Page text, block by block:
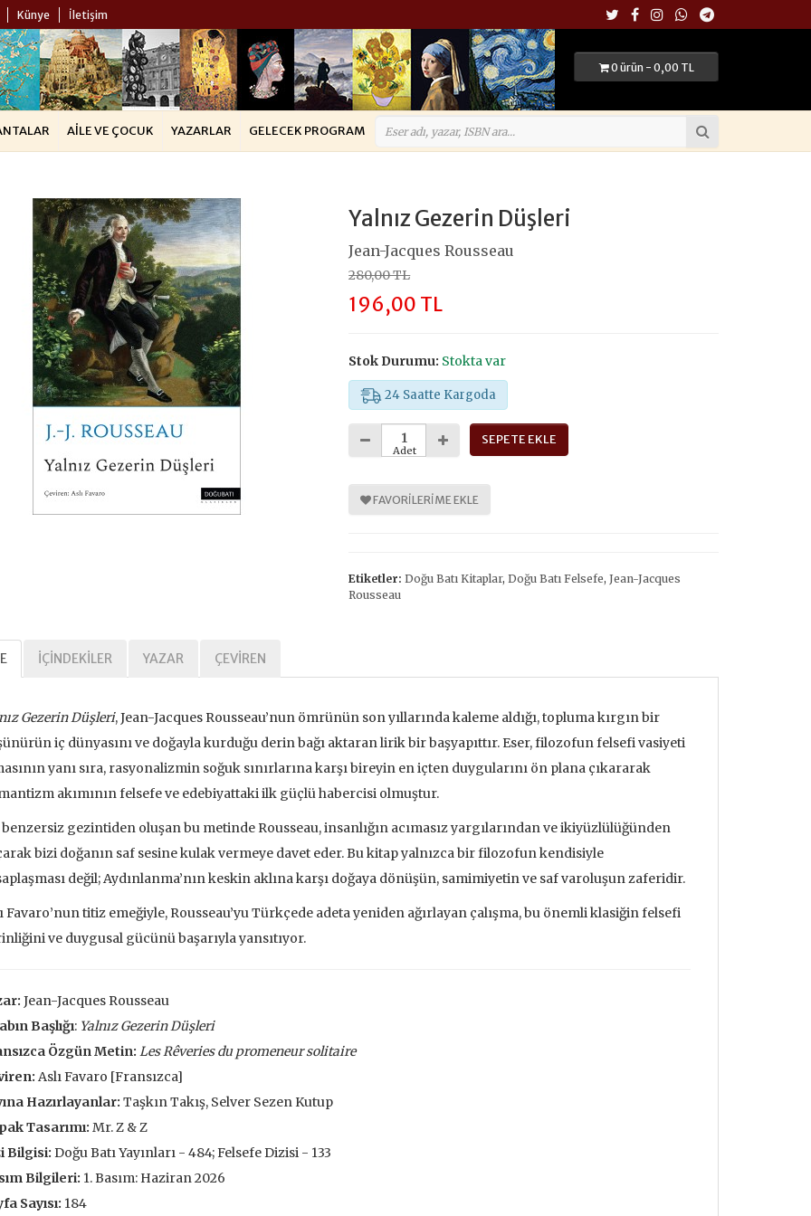
Künye İletişim
0 ürün - 0,00 TL
AILE VE ÇOCUK YAZARLAR GELECEK PROGRAM
İnsanlar
Yalnız Gezerin Düşleri
Jean-Jacques Rousseau
280,00 TL
196,00 TL
Stok Durumu: Stokta var
24 Saatte Kargoda
Adet
SEPETE EKLE
FAVORILERIME EKLE
Etiketler: Doğu Batı Kitaplar,Doğu Batı Felsefe,Jean-Jacques
Rousseau
İÇINDEKILER YAZAR ÇEVIREN
Gezerin Düşleri, Jean-Jacques Rousseau’nun ömrünün son yıllarında kaleme aldığı, topluma kırgın bir
iç dünyasını ve doğayla kurduğu derin bağı aktaran lirik bir başyapıttır. Eser, filozofun felsefi vasiyeti
yanı sıra, rasyonalizmin soğuk sınırlarına karşı bireyin en içten duygularını ön plana çıkararak
akımının felsefe ve edebiyattaki ilk güçlü habercisi olmuştur.
benzersiz gezintiden oluşan bu metinde Rousseau, insanlığın acımasız yargılarından ve ikiyüzlülüğünden
bizi doğanın saf sesine kulak vermeye davet eder. Bu kitap yalnızca bir filozofun kendisiyle
değil; Aydınlanma’nın keskin aklına karşı doğaya dönüşün, samimiyetin ve saf varoluşun zaferidir.
Favaro’nun titiz emeğiyle, Rousseau’yu Türkçede adeta yeniden ağırlayan çalışma, bu önemli klasiğin felsefi
ve duygusal gücünü başarıyla yansıtıyor.
Jean-Jacques Rousseau
Başlığı: Yalnız Gezerin Düşleri
Özgün Metin: Les Rêveries du promeneur solitaire
Aslı Favaro [Fransızca]
Hazırlayanlar: Taşkın Takış, Selver Sezen Kutup
Tasarımı: Mr. Z & Z
Bilgisi: Doğu Batı Yayınları - 484; Felsefe Dizisi - 133
Bilgileri: 1. Basım: Haziran 2026
Sayısı: 184